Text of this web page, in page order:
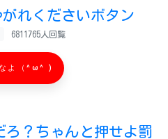
れくださいボタン
6811765人回覧
よ（^ω^ )
ろ？ちゃんと押せよ罰